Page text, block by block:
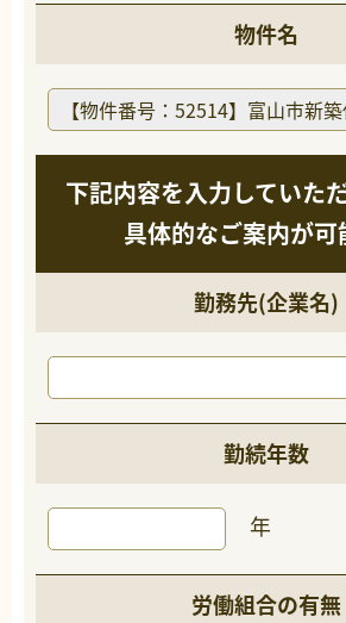
物件名
下記内容を入力していた
具体的なご案内が可
勤務先(企業名)
勤続年数
年
労働組合の有無